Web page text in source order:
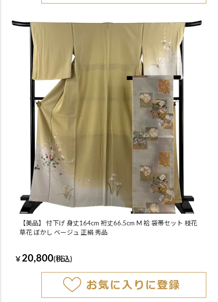
【美品】 付下げ 身丈164cm 裄丈66.5cm M 袷 袋帯セット 枝花
草花 ぼかし ベージュ 正絹 秀品
￥ 20,800(税込)